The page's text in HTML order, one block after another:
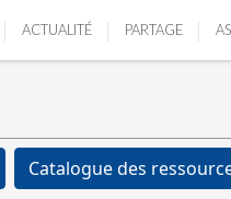
ACTUALITÉ PARTAGE
Catalogue des